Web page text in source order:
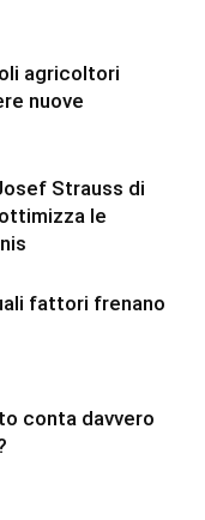
agricoltori
nuove
Strauss di
le
fattori frenano
conta davvero